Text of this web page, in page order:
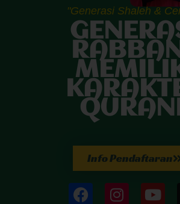
"Generasi Shaleh &
Info Pendaftaran